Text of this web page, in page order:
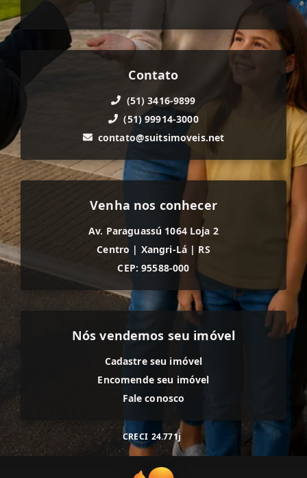
Contato
(51) 3416-9899
(51) 99914-3000
contato@suitsimoveis.net
Venha nos conhecer
Av. Paraguassú 1064 Loja 2
Centro | Xangri-Lá | RS
CEP: 95588-000
Nós vendemos seu imóvel
Cadastre seu imóvel
Encomende seu imóvel
Fale conosco
CRECI 24.771j